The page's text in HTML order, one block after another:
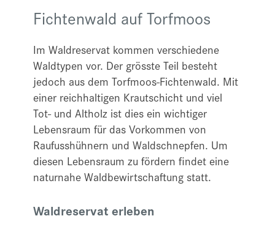
Fichtenwald auf Torfmoos
Im Waldreservat kommen verschiedene
Waldtypen vor. Der grösste Teil besteht
jedoch aus dem Torfmoos-Fichtenwald. Mit
einer reichhaltigen Krautschicht und viel
Tot- und Altholz ist dies ein wichtiger
Lebensraum für das Vorkommen von
Raufusshühnern und Waldschnepfen. Um
diesen Lebensraum zu fördern findet eine
naturnahe Waldbewirtschaftung statt.
Waldreservat erleben